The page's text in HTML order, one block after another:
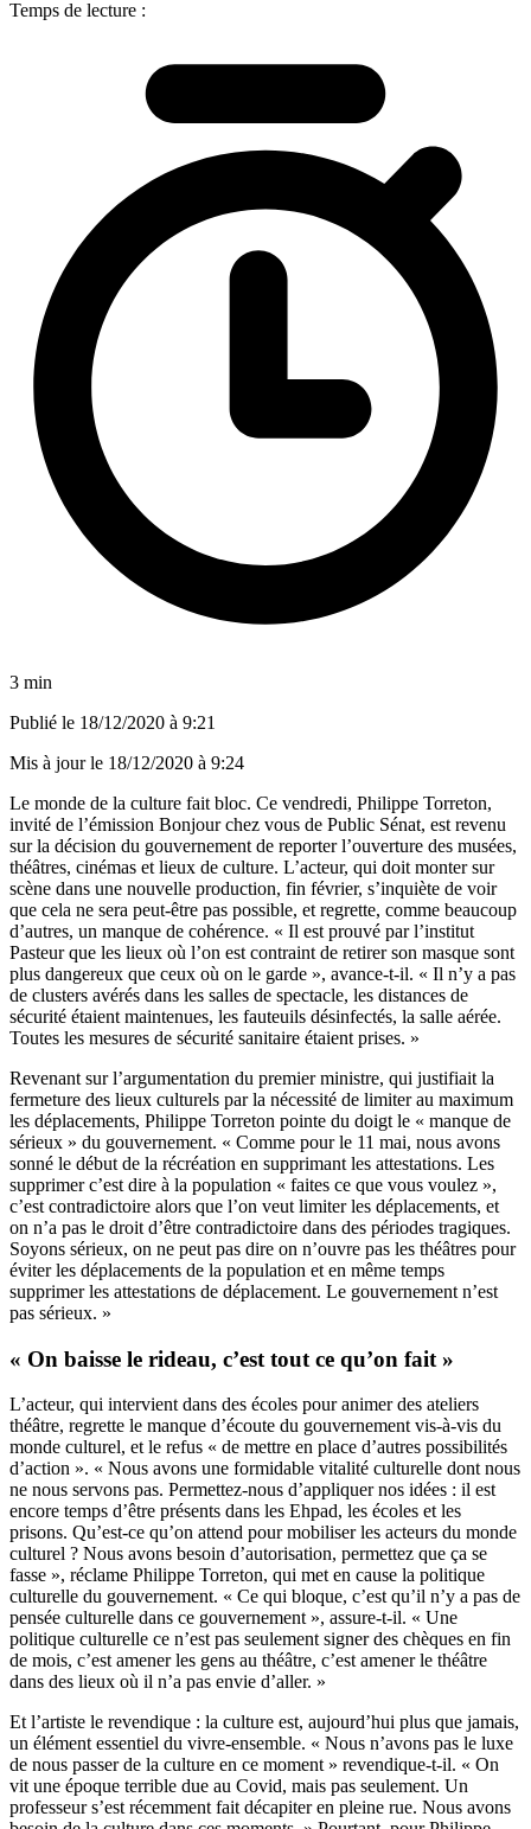
Temps de lecture :
3 min
Publié le 18/12/2020 à 9:21
Mis à jour le 18/12/2020 à 9:24
Le monde de la culture fait bloc. Ce vendredi, Philippe Torreton,
invité de l’émission Bonjour chez vous de Public Sénat, est revenu
sur la décision du gouvernement de reporter l’ouverture des musées,
théâtres, cinémas et lieux de culture. L’acteur, qui doit monter sur
scène dans une nouvelle production, fin février, s’inquiète de voir
que cela ne sera peut-être pas possible, et regrette, comme beaucoup
d’autres, un manque de cohérence. « Il est prouvé par l’institut
Pasteur que les lieux où l’on est contraint de retirer son masque sont
plus dangereux que ceux où on le garde », avance-t-il. « Il n’y a pas
de clusters avérés dans les salles de spectacle, les distances de
sécurité étaient maintenues, les fauteuils désinfectés, la salle aérée.
Toutes les mesures de sécurité sanitaire étaient prises. »
Revenant sur l’argumentation du premier ministre, qui justifiait la
fermeture des lieux culturels par la nécessité de limiter au maximum
les déplacements, Philippe Torreton pointe du doigt le « manque de
sérieux » du gouvernement. « Comme pour le 11 mai, nous avons
sonné le début de la récréation en supprimant les attestations. Les
supprimer c’est dire à la population « faites ce que vous voulez »,
c’est contradictoire alors que l’on veut limiter les déplacements, et
on n’a pas le droit d’être contradictoire dans des périodes tragiques.
Soyons sérieux, on ne peut pas dire on n’ouvre pas les théâtres pour
éviter les déplacements de la population et en même temps
supprimer les attestations de déplacement. Le gouvernement n’est
pas sérieux. »
« On baisse le rideau, c’est tout ce qu’on fait »
L’acteur, qui intervient dans des écoles pour animer des ateliers
théâtre, regrette le manque d’écoute du gouvernement vis-à-vis du
monde culturel, et le refus « de mettre en place d’autres possibilités
d’action ». « Nous avons une formidable vitalité culturelle dont nous
ne nous servons pas. Permettez-nous d’appliquer nos idées : il est
encore temps d’être présents dans les Ehpad, les écoles et les
prisons. Qu’est-ce qu’on attend pour mobiliser les acteurs du monde
culturel ? Nous avons besoin d’autorisation, permettez que ça se
fasse », réclame Philippe Torreton, qui met en cause la politique
culturelle du gouvernement. « Ce qui bloque, c’est qu’il n’y a pas de
pensée culturelle dans ce gouvernement », assure-t-il. « Une
politique culturelle ce n’est pas seulement signer des chèques en fin
de mois, c’est amener les gens au théâtre, c’est amener le théâtre
dans des lieux où il n’a pas envie d’aller. »
Et l’artiste le revendique : la culture est, aujourd’hui plus que jamais,
un élément essentiel du vivre-ensemble. « Nous n’avons pas le luxe
de nous passer de la culture en ce moment » revendique-t-il. « On
vit une époque terrible due au Covid, mais pas seulement. Un
professeur s’est récemment fait décapiter en pleine rue. Nous avons